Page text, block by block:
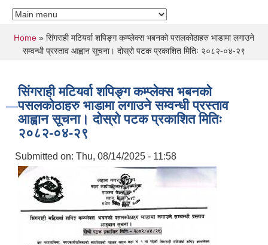
You are here
Home » सिंगराही मटियर्वा शपिङ्ग कम्प्लेक्स भबनको पसलकोठाहरु भाडामा लगाउने
सम्वन्धी प्रस्ताव आह्वान सूचना। दोस्रो पटक प्रकाशित मितिः २०८२-०४-२९
सिंगराही मटियर्वा शपिङ्ग कम्प्लेक्स भबनको
पसलकोठाहरु भाडामा लगाउने सम्वन्धी प्रस्ताव
आह्वान सूचना। दोस्रो पटक प्रकाशित मितिः
२०८२-०४-२९
Submitted on: Thu, 08/14/2025 - 11:58